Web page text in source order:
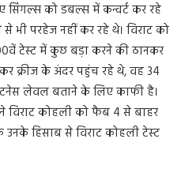
सिंगल्स को डबल्स में कन्वर्ट कर रहे
भी परहेज नहीं कर रहे थे। विराट को
टेस्ट में कुछ बड़ा करने की ठानकर
क्रीज के अंदर पहुंच रहे थे, वह 34
लेवल बताने के लिए काफी है।
विराट कोहली को फैब 4 से बाहर
हिसाब से विराट कोहली टेस्ट